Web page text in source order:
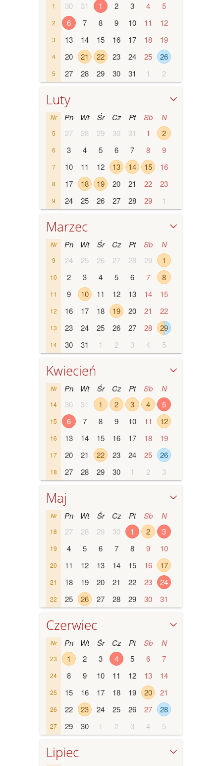
1 30 31 1 2 3 4 5
2 6 7 8 9 10 11 12
3 13 14 15 16 17 18 19
4 20 21 22 23 24 25 26
5 27 28 29 30 31 1 2
Luty
Nr Pn Wt Śr Cz Pt Sb N
5 27 28 29 30 31 1 2
6 3 4 5 6 7 8 9
7 10 11 12 13 14 15 16
8 17 18 19 20 21 22 23
9 24 25 26 27 28 29 1
Marzec
Nr Pn Wt Śr Cz Pt Sb N
9 24 25 26 27 28 29 1
10 2 3 4 5 6 7 8
11 9 10 11 12 13 14 15
12 16 17 18 19 20 21 22
13 23 24 25 26 27 28 29
14 30 31 1 2 3 4 5
Kwiecień
Nr Pn Wt Śr Cz Pt Sb N
14 30 31 1 2 3 4 5
15 6 7 8 9 10 11 12
16 13 14 15 16 17 18 19
17 20 21 22 23 24 25 26
18 27 28 29 30 1 2 3
Maj
Nr Pn Wt Śr Cz Pt Sb N
18 27 28 29 30 1 2 3
19 4 5 6 7 8 9 10
20 11 12 13 14 15 16 17
21 18 19 20 21 22 23 24
22 25 26 27 28 29 30 31
Czerwiec
Nr Pn Wt Śr Cz Pt Sb N
23 1 2 3 4 5 6 7
24 8 9 10 11 12 13 14
25 15 16 17 18 19 20 21
26 22 23 24 25 26 27 28
27 29 30 1 2 3 4 5
Lipiec